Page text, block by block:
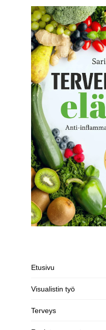
Etusivu
Visualistin työ
Terveys